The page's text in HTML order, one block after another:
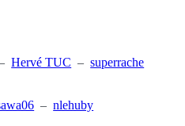
Hervé TUC –superrache
–nlehuby